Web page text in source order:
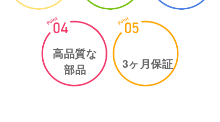
高品質な
部品
3ヶ月保証